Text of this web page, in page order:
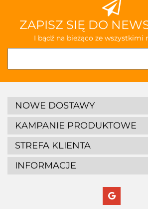
ZAPISZ SIĘ DO
I bądź na bieżąco ze wszystkimi
NOWE DOSTAWY
KAMPANIE PRODUKTOWE
STREFA KLIENTA
INFORMACJE